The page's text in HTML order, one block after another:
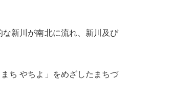
新川が南北に流れ、新川及び
ち やちよ」をめざしたまちづ